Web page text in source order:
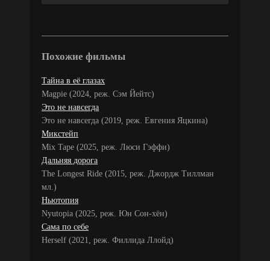
Похожие фильмы
Тайна в её глазах
Magpie (2024, реж. Сэм Йейтс)
Это не навсегда
Это не навсегда (2019, реж. Евгения Яцкина)
Микстейп
Mix Tape (2025, реж. Люси Гэффи)
Дальняя дорога
The Longest Ride (2015, реж. Джордж Тиллман
мл.)
Ньютопия
Nyutopia (2025, реж. Юн Сон-хён)
Сама по себе
Herself (2021, реж. Филлида Ллойд)